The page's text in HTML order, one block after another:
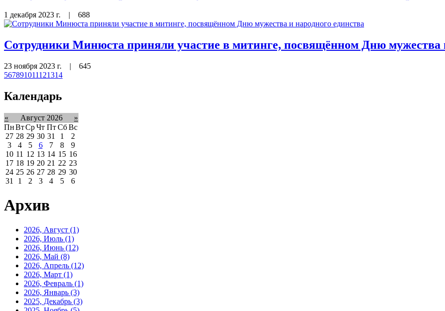
1 декабря 2023 г. | 688
Сотрудники Минюста приняли участие в митинге, посвящённом Дню мужества
23 ноября 2023 г. | 645
567891011121314
Календарь
« Август 2026
»
ПнВтСрЧт Пт Сб Вс
27 28 29 30 31 1
2
3
4 5 6 7 8
9
10 11 12 13 14 15 16
17 18 19 20 21 22 23
24 25 26 27 28 29 30
31
1 2 3 4 5 6
Архив
2026, Август (1)
2026, Июль (1)
2026, Июнь (12)
2026, Май (8)
2026, Апрель (12)
2026, Март (1)
2026, Февраль (1)
2026, Январь (3)
2025, Декабрь (3)